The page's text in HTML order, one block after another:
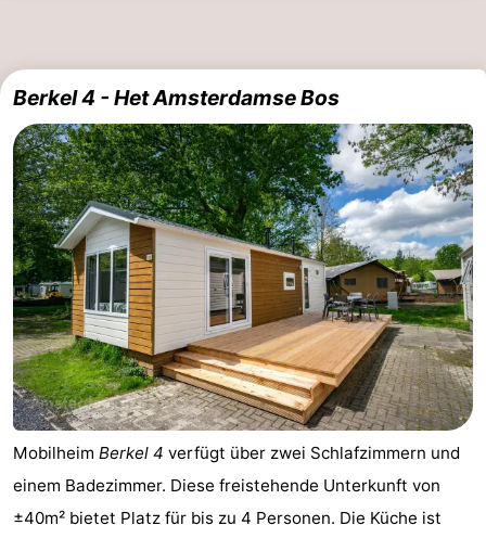
Berkel 4 - Het Amsterdamse Bos
Mobilheim Berkel 4 verfügt über zwei Schlafzimmern und
einem Badezimmer. Diese freistehende Unterkunft von
±40m² bietet Platz für bis zu 4 Personen. Die Küche ist